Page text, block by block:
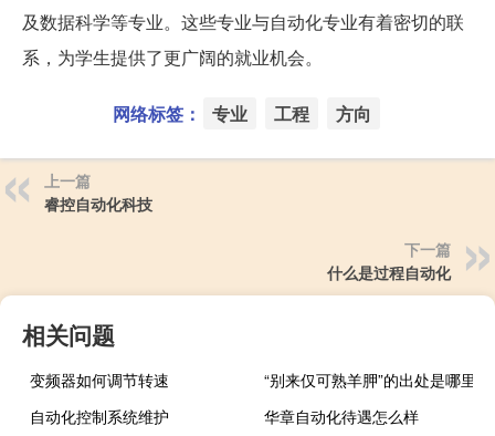
及数据科学等专业。这些专业与自动化专业有着密切的联
系，为学生提供了更广阔的就业机会。
网络标签： 专业 工程 方向
上一篇
睿控自动化科技
下一篇
什么是过程自动化
相关问题
变频器如何调节转速
“别来仅可熟羊胛”的出处是哪里
自动化控制系统维护
华章自动化待遇怎么样